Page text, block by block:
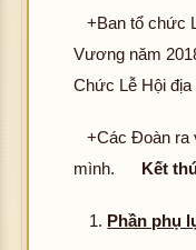
+Ban tổ chức
Vương năm
Chức Lễ Hội
+Các Đoàn ra
mình. Kết
Phần phụ